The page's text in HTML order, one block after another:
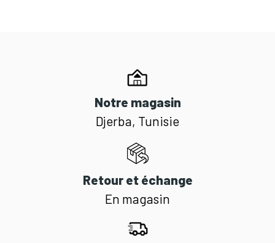
Notre magasin
Djerba, Tunisie
Retour et échange
En magasin